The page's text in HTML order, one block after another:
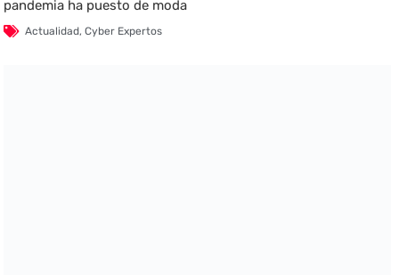
pandemia ha puesto de moda
Actualidad,Cyber Expertos